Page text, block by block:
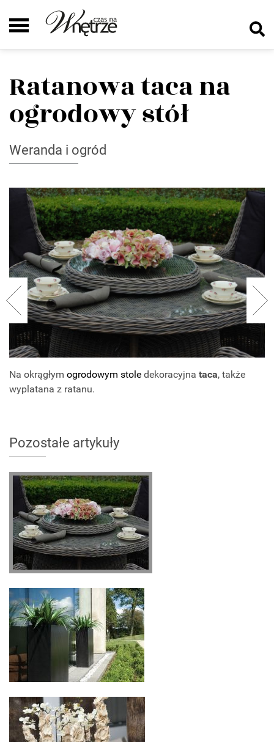
Ratanowa taca na
ogrodowy stół
Weranda i ogród
Na okrągłym ogrodowym stole dekoracyjna taca, także
wyplatana z ratanu.
Pozostałe artykuły